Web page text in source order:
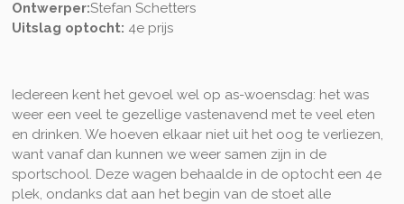
Ontwerper:Stefan Schetters
Uitslag optocht: 4e prijs
Iedereen kent het gevoel wel op as-woensdag: het was
weer een veel te gezellige vastenavend met te veel eten
en drinken. We hoeven elkaar niet uit het oog te verliezen,
want vanaf dan kunnen we weer samen zijn in de
sportschool. Deze wagen behaalde in de optocht een 4e
plek, ondanks dat aan het begin van de stoet alle